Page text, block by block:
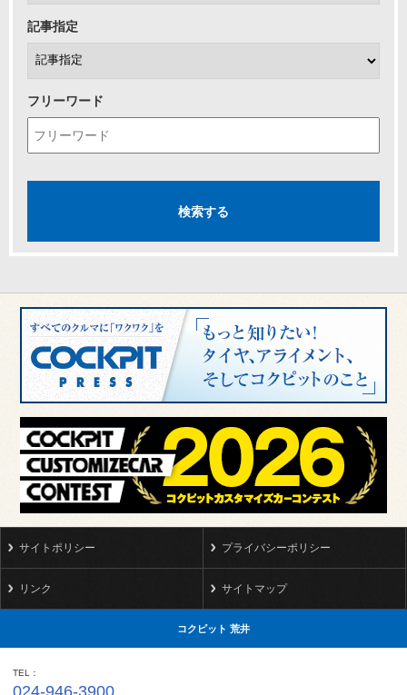
記事指定
フリーワード
サイトポリシー プライバシーポリシー
リンク サイトマップ
コクピット 荒井
TEL